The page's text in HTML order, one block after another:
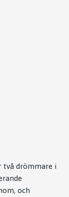
två drömmare i
och